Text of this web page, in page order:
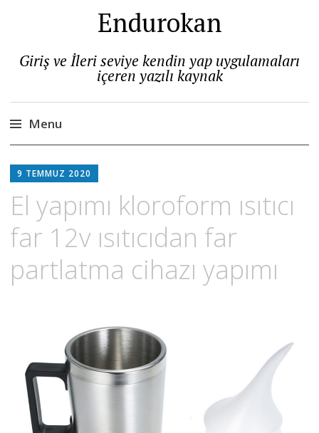
Endurokan
Giriş ve İleri seviye kendin yap uygulamaları
içeren yazılı kaynak
Menu
to
content
9 TEMMUZ 2020
El yapımı kloroform ısıtıcı
far 12v ısıtıcıdan far
partlatma cihazı yapımı